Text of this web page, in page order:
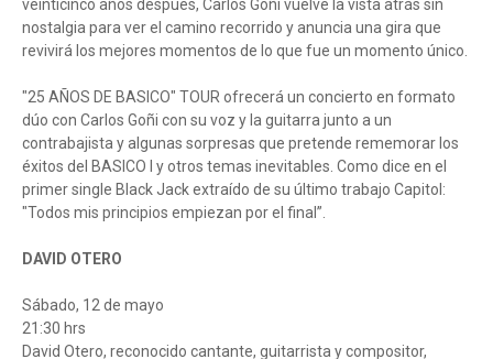
veinticinco años después, Carlos Goñi vuelve la vista atrás sin
nostalgia para ver el camino recorrido y anuncia una gira que
revivirá los mejores momentos de lo que fue un momento único.
"25 AÑOS DE BASICO" TOUR ofrecerá un concierto en formato
dúo con Carlos Goñi con su voz y la guitarra junto a un
contrabajista y algunas sorpresas que pretende rememorar los
éxitos del BASICO I y otros temas inevitables. Como dice en el
primer single Black Jack extraído de su último trabajo Capitol:
"Todos mis principios empiezan por el final”.
DAVID OTERO
Sábado, 12 de mayo
21:30 hrs
David Otero, reconocido cantante, guitarrista y compositor,